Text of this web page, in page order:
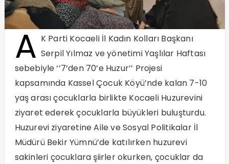
A K Parti Kocaeli İl Kadın Kolları Başkanı
Serpil Yılmaz ve yönetimi Yaşlılar Haftası
sebebiyle ‘’7’den 70’e Huzur’’ Projesi
kapsamında Kassel Çocuk Köyü’nde kalan 7-10
yaş arası çocuklarla birlikte Kocaeli Huzurevini
ziyaret ederek çocuklarla büyükleri buluşturdu.
Huzurevi ziyaretine Aile ve Sosyal Politikalar İl
Müdürü Bekir Yümnü’de katılırken huzurevi
sakinleri çocuklara şiirler okurken, çocuklar da